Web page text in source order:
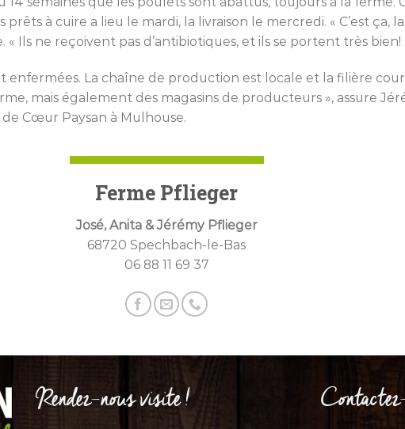
à cuire a lieu le mardi, la livraison le mercredi. « C’est ça,
Ils ne reçoivent pas d’antibiotiques, et ils se portent très bien!
enfermées. La chaîne de production est locale et la filière
mais également des magasins de producteurs », assure
Cœur Paysan à Mulhouse.
Ferme Pflieger
José, Anita & Jérémy Pflieger
68720 Spechbach-le-Bas
06 88 11 69 37
Rendez-nous visite !